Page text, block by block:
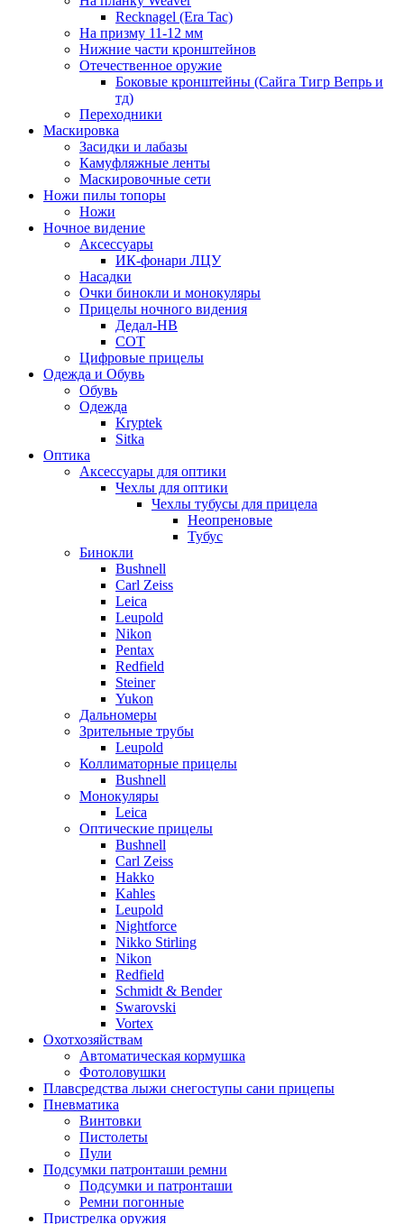
Recknagel (Era Tac)
На призму 11-12 мм
Нижние части кронштейнов
Отечественное оружие
Боковые кронштейны (Сайга Тигр Вепрь и
тд)
Переходники
Маскировка
Засидки и лабазы
Камуфляжные ленты
Маскировочные сети
Ножи пилы топоры
Ножи
Ночное видение
Аксессуары
ИК-фонари ЛЦУ
Насадки
Очки бинокли и монокуляры
Прицелы ночного видения
Дедал-НВ
СОТ
Цифровые прицелы
Одежда и Обувь
Обувь
Одежда
Kryptek
Sitka
Оптика
Аксессуары для оптики
Чехлы для оптики
Чехлы тубусы для прицела
Неопреновые
Тубус
Бинокли
Bushnell
Carl Zeiss
Leica
Leupold
Nikon
Pentax
Redfield
Steiner
Yukon
Дальномеры
Зрительные трубы
Leupold
Коллиматорные прицелы
Bushnell
Монокуляры
Leica
Оптические прицелы
Bushnell
Carl Zeiss
Hakko
Kahles
Leupold
Nightforce
Nikko Stirling
Nikon
Redfield
Schmidt & Bender
Swarovski
Vortex
Охотхозяйствам
Автоматическая кормушка
Фотоловушки
Плавсредства лыжи снегоступы сани прицепы
Пневматика
Винтовки
Пистолеты
Пули
Подсумки патронташи ремни
Подсумки и патронташи
Ремни погонные
Пристрелка оружия